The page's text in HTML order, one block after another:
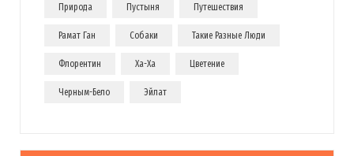
Природа Пустыня Путешествия
Рамат Ган Собаки Такие Разные Люди
Флорентин Ха-Ха Цветение
Черным-Бело Эйлат